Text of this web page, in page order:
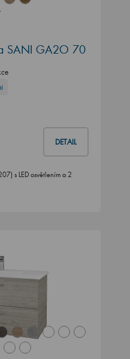
SANI GA2O 70
DETAIL
s LED osvětlením a 2